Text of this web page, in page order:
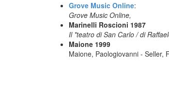
Grove Music Online:
Grove Music Online,
Marinelli Roscioni 1987
Il *teatro di San Carlo / di
Maione 1999
Maione, Paologiovanni - Seller,